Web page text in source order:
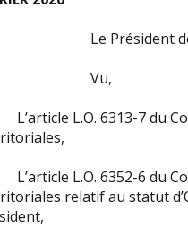
Président de la
L.O. 6313-7 du
L.O. 6352-6 du
relatif au statut